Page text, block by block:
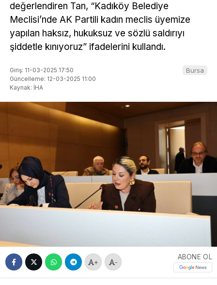
değerlendiren Tan, “Kadıköy Belediye
Meclisi’nde AK Partili kadın meclis üyemize
yapılan haksız, hukuksuz ve sözlü saldırıyı
şiddetle kınıyoruz” ifadelerini kullandı.
Giriş: 11-03-2025 17:50
Güncelleme: 12-03-2025 11:00
Kaynak: İHA
Bursa
+ -
ABONE OL